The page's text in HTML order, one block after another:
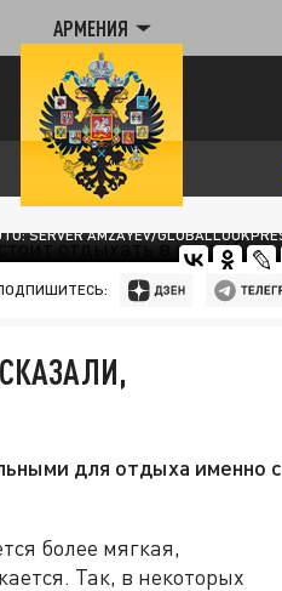
АРМЕНИЯ
SERVER AMZAYEV/
для отдыха именно с
более мягкая,
Так, в некоторых